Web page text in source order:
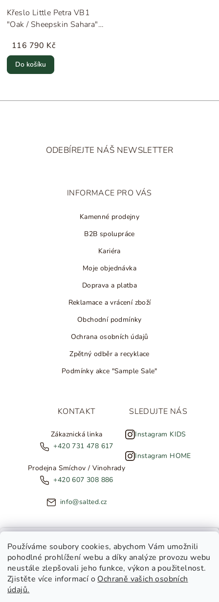
Používáme soubory cookies, abychom Vám umožnili
pohodlné prohlížení webu a díky analýze provozu webu
neustále zlepšovali jeho funkce, výkon a použitelnost.
Zjistěte více informací o Ochraně vašich osobních
údajů.
Křeslo Little Petra VB1
"Oak / Sheepskin Sahara"
116 790 Kč
Do košíku
ODEBÍREJTE NÁŠ NEWSLETTER
INFORMACE PRO VÁS
Kamenné prodejny
B2B spolupráce
Kariéra
Moje objednávka
Doprava a platba
Reklamace a vrácení zboží
Obchodní podmínky
Ochrana osobních údajů
Zpětný odběr a recyklace
Podmínky akce "Sample Sale"
KONTAKT
Zákaznická linka
+420 731 478 617
Prodejna Smíchov / Vinohrady
+420 607 308 886
info@salted.cz
SLEDUJTE NÁS
Instagram KIDS
Instagram HOME
Copyright 2026SALTED. Všechna práva vyhrazena.Upravit
nastavení cookies
NOVINKY ZE SALTED
Toužíte dostávat novinky z